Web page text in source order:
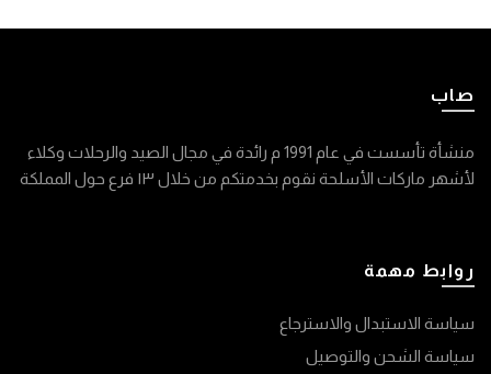
صاب
منشأة تأسست في عام 1991 م رائدة في مجال الصيد والرحلات وكلاء
لأشهر ماركات الأسلحة نقوم بخدمتكم من خلال ١٣ فرع حول المملكة
روابط مهمة
سياسة الاستبدال والاسترجاع
سياسة الشحن والتوصيل